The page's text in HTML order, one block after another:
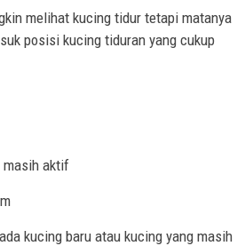
melihat kucing tidur tetapi matanya
posisi kucing tiduran yang cukup
masih aktif
kucing baru atau kucing yang masih